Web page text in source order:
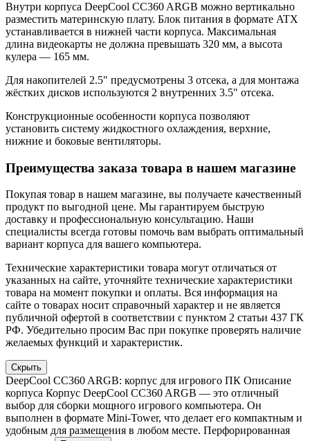
Внутри корпуса DeepCool CC360 ARGB можно вертикально
разместить материнскую плату. Блок питания в формате ATX
устанавливается в нижней части корпуса. Максимальная
длина видеокарты не должна превышать 320 мм, а высота
кулера — 165 мм.
Для накопителей 2.5" предусмотрены 3 отсека, а для монтажа
жёстких дисков используются 2 внутренних 3.5" отсека.
Конструкционные особенности корпуса позволяют
установить систему жидкостного охлаждения, верхние,
нижние и боковые вентиляторы.
Преимущества заказа товара в нашем магазине
Покупая товар в нашем магазине, вы получаете качественный
продукт по выгодной цене. Мы гарантируем быструю
доставку и профессиональную консультацию. Наши
специалисты всегда готовы помочь вам выбрать оптимальный
вариант корпуса для вашего компьютера.
Технические характеристики товара могут отличаться от
указанных на сайте, уточняйте технические характеристики
товара на момент покупки и оплаты. Вся информация на
сайте о товарах носит справочный характер и не является
публичной офертой в соответствии с пунктом 2 статьи 437 ГК
РФ. Убедительно просим Вас при покупке проверять наличие
желаемых функций и характеристик.
Скрыть
DeepCool CC360 ARGB: корпус для игрового ПК Описание
корпуса Корпус DeepCool CC360 ARGB — это отличный
выбор для сборки мощного игрового компьютера. Он
выполнен в формате Mini-Tower, что делает его компактным и
удобным для размещения в любом месте. Перфорированная